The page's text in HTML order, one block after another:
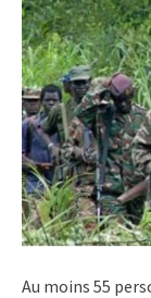
Au moins 55